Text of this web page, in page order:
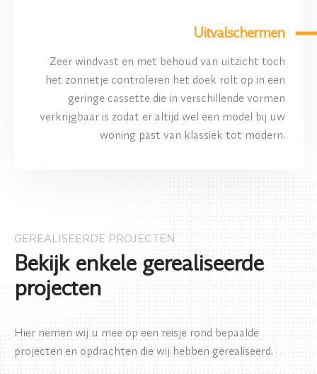
Uitvalschermen
Zeer windvast en met behoud van uitzicht toch
het zonnetje controleren het doek rolt op in een
geringe cassette die in verschillende vormen
verkrijgbaar is zodat er altijd wel een model bij uw
woning past van klassiek tot modern.
GEREALISEERDE PROJECTEN
Bekijk enkele gerealiseerde
projecten
Hier nemen wij u mee op een reisje rond bepaalde
projecten en opdrachten die wij hebben gerealiseerd.